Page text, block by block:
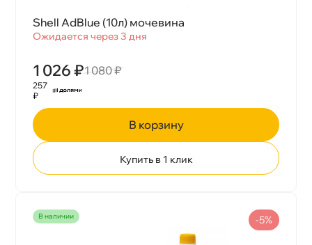
Shell AdBlue (10л) мочевина
Ожидается через 3 дня
1 026 ₽1 080 ₽
257
₽
корзину
Купить в 1 клик
наличии -5%